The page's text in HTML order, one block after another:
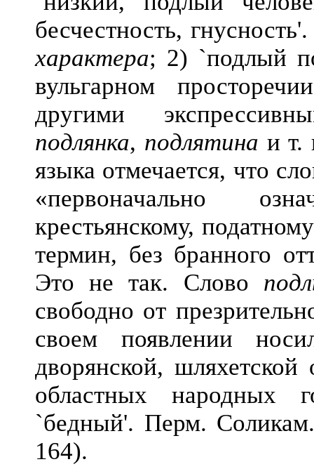
бесчестность,
характера; 2) `подлый
вульгарном
другими
подлянка, подлятина и т.
языка отмечается, что
«первоначально
крестьянскому,
термин, без бранного
Это не так. Слово
свободно от
своем появлении
дворянской,
областных народных
`бедный'. Перм.
164).